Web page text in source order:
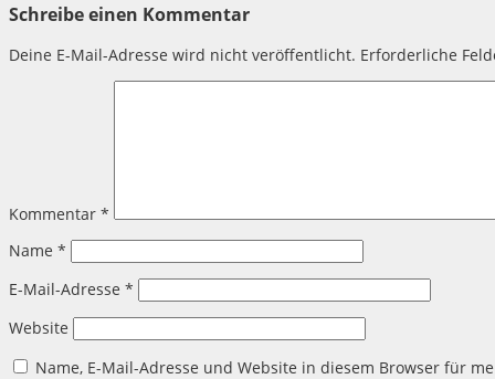
Schreibe einen Kommentar
Deine E-Mail-Adresse wird nicht veröffentlicht. Erforderliche
Kommentar *
Name *
E-Mail-Adresse *
Website
Name, E-Mail-Adresse und Website in diesem Browser für